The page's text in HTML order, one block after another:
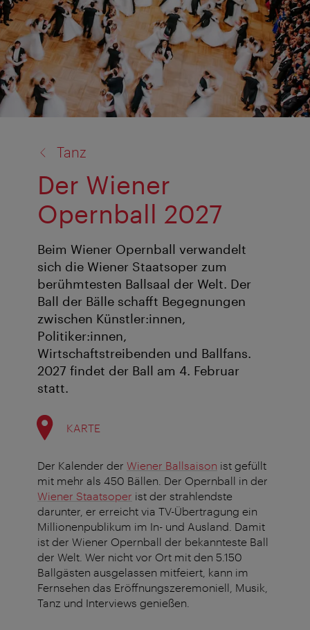
Tanz
Der Wiener
Opernball 2027
Beim Wiener Opernball verwandelt
sich die Wiener Staatsoper zum
berühmtesten Ballsaal der Welt. Der
Ball der Bälle schafft Begegnungen
zwischen Künstler:innen,
Politiker:innen,
Wirtschaftstreibenden und Ballfans.
2027 findet der Ball am 4. Februar
statt.
KARTE
Der Kalender der Wiener Ballsaison ist gefüllt
mit mehr als 450 Bällen. Der Opernball in der
Wiener Staatsoper ist der strahlendste
darunter, er erreicht via TV-Übertragung ein
Millionenpublikum im In- und Ausland. Damit
ist der Wiener Opernball der bekannteste Ball
der Welt. Wer nicht vor Ort mit den 5.150
Ballgästen ausgelassen mitfeiert, kann im
Fernsehen das Eröffnungszeremoniell, Musik,
Tanz und Interviews genießen.